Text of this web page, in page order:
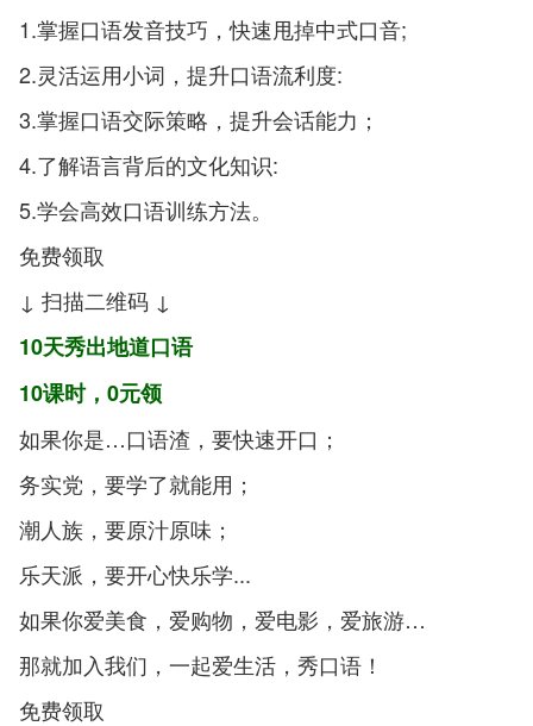
1.掌握口语发音技巧，快速甩掉中式口音;
2.灵活运用小词，提升口语流利度:
3.掌握口语交际策略，提升会话能力；
4.了解语言背后的文化知识:
5.学会高效口语训练方法。
免费领取
↓ 扫描二维码 ↓
10天秀出地道口语
10课时，0元领
如果你是…口语渣，要快速开口；
务实党，要学了就能用；
潮人族，要原汁原味；
乐天派，要开心快乐学...
如果你爱美食，爱购物，爱电影，爱旅游…
那就加入我们，一起爱生活，秀口语！
免费领取